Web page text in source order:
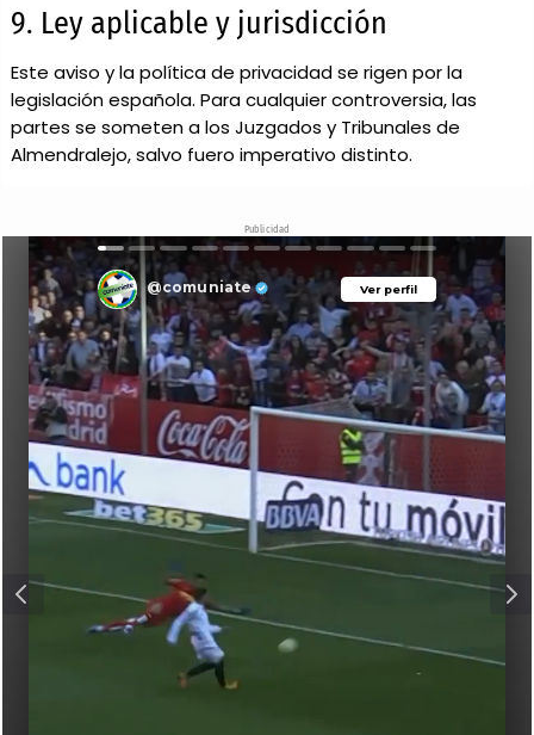
9. Ley aplicable y jurisdicción
Este aviso y la política de privacidad se rigen por la
legislación española. Para cualquier controversia, las
partes se someten a los Juzgados y Tribunales de
Almendralejo, salvo fuero imperativo distinto.
Publicidad
Ver perfil
@comuniate Ver perfil